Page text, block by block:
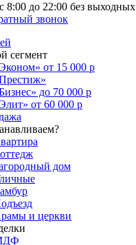
с 8:00 до 22:00 без выходных
звонок
сегмент
от 15 000 р
до 70 000 р
от 60 000 р
дом
и церкви